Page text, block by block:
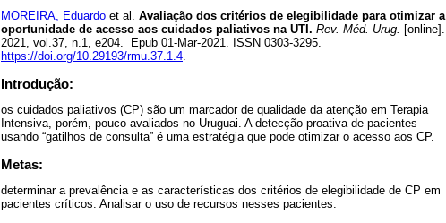
MOREIRA, Eduardo et al. Avaliação dos critérios de elegibilidade para otimizar a
oportunidade de acesso aos cuidados paliativos na UTI. Rev. Méd. Urug. [online].
2021, vol.37, n.1, e204. Epub 01-Mar-2021. ISSN 0303-3295.
https://doi.org/10.29193/rmu.37.1.4.
Introdução:
os cuidados paliativos (CP) são um marcador de qualidade da atenção em Terapia
Intensiva, porém, pouco avaliados no Uruguai. A detecção proativa de pacientes
usando “gatilhos de consulta” é uma estratégia que pode otimizar o acesso aos CP.
Metas:
determinar a prevalência e as características dos critérios de elegibilidade de CP em
pacientes críticos. Analisar o uso de recursos nesses pacientes.